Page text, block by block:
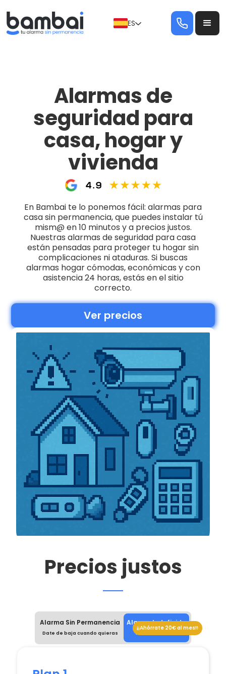
ES
Alarmas de
seguridad para
casa, hogar y
vivienda
En Bambai te lo ponemos fácil: alarmas para
casa sin permanencia, que puedes instalar tú
mism@ en 10 minutos y a precios justos.
Nuestras alarmas de seguridad para casa
están pensadas para proteger tu hogar sin
complicaciones ni ataduras. Si buscas
alarmas hogar cómodas, económicas y con
asistencia 24 horas, estás en el sitio
correcto.
Ver precios
Precios justos
Alarma Sin Permanencia
Date de baja cuando quieras
Alarma Indefinida
Mínimo 9 meses
¡¡Ahórrate 20€ al mes!!